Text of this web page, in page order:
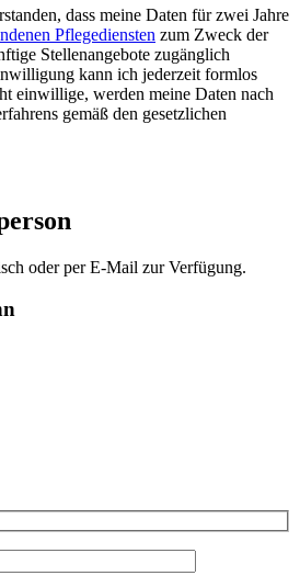
dass meine Daten für zwei Jahre
Pflegediensten zum Zweck der
Stellenangebote zugänglich
kann ich jederzeit formlos
einwillige, werden meine Daten nach
gemäß den gesetzlichen
oder per E-Mail zur Verfügung.